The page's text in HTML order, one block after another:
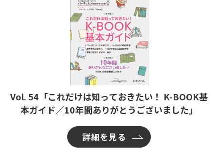
Vol. 54「これだけは知っておきたい！ K-BOOK基
本ガイド／10年間ありがとうございました」
詳細を見る